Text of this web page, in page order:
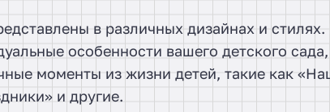
в различных дизайнах и
особенности вашего детского
моменты из жизни детей, такие как
и другие.